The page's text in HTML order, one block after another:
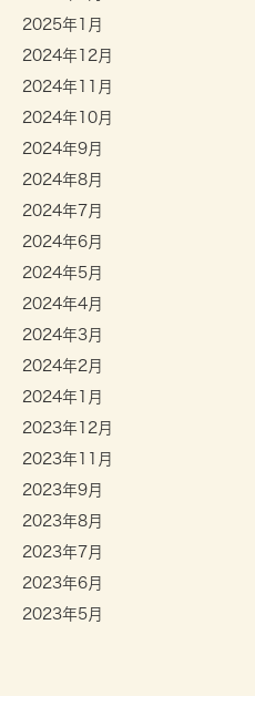
2025年1月
2024年12月
2024年11月
2024年10月
2024年9月
2024年8月
2024年7月
2024年6月
2024年5月
2024年4月
2024年3月
2024年2月
2024年1月
2023年12月
2023年11月
2023年9月
2023年8月
2023年7月
2023年6月
2023年5月